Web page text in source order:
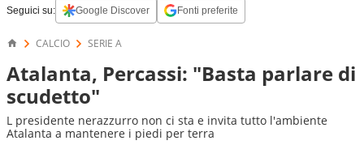
Seguici su: Google Discover Fonti preferite
CALCIO SERIE A
Atalanta, Percassi: "Basta parlare di
scudetto"
L presidente nerazzurro non ci sta e invita tutto l'ambiente
Atalanta a mantenere i piedi per terra